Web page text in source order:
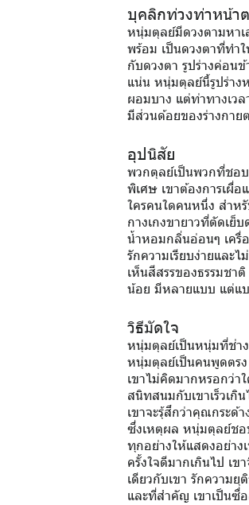
บุคลิกท่วงท่าหน้า
หนุ่มตุลย์มีดวงตามหาเ
พร้อม เป็นดวงตาที่ทำ
กับดวงตา รูปร่างค่อน
แน่น หนุ่มตุลย์นี้รูปร่า
ผอมบาง แต่ท่าทางเว
มีส่วนด้อยของร่างกาย
อุปนิสัย
พวกตุลย์เป็นพวกที่ชอ
พิเศษ เขาต้องการเผื่อ
ใครคนใดคนหนึ่ง สำห
กางเกงขายาวที่ตัดเย็
น้ำหอมกลิ่นอ่อนๆ เครื่
รักความเรียบง่ายแล
เห็นสีสรรของธรรมชา
น้อย มีหลายแบบ แต่แ
วิธีมัดใจ
หนุ่มตุลย์เป็นหนุ่มที่ช่าง
หนุ่มตุลย์เป็นคนพูดตรง
เขาไม่คิดมากหรอกว่า
สนิทสนมกับเขาเร็วเกิ
เขาจะรุ้สึกว่าคุณกระด้
ซึ่งเหตุผล หนุ่มตุลย์ชอ
ทุกอย่างให้แสดงอย่าง
ครั้งใจดีมากเกินไป เข
เดียวกับเขา รักความ
และที่สำคัญ เขาเป็น